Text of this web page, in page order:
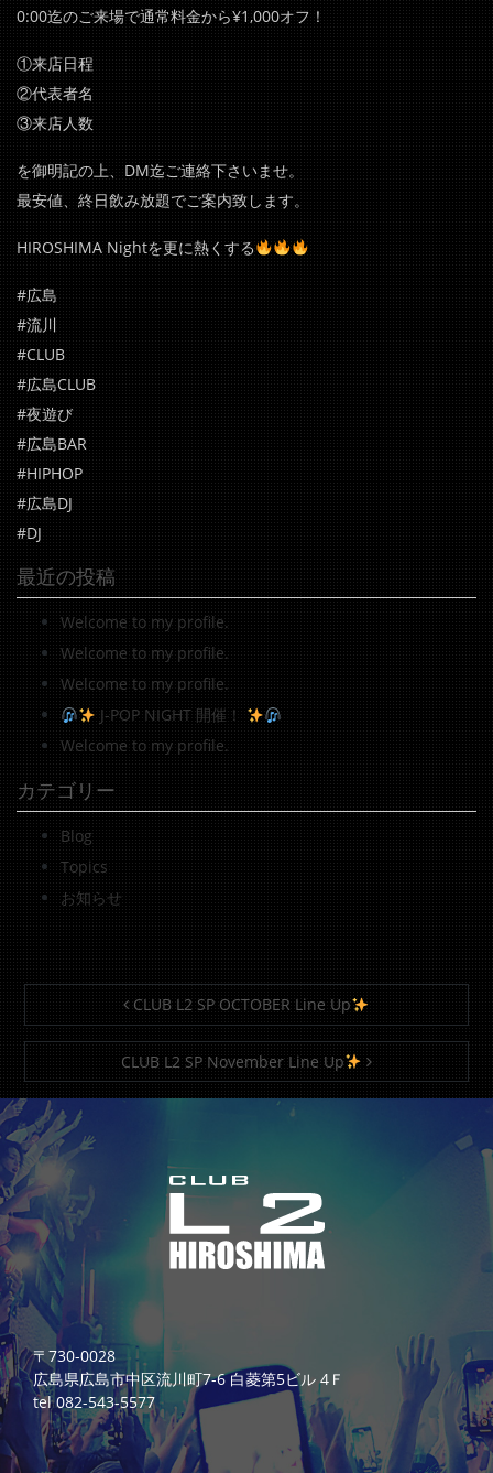
0:00迄のご来場で通常料金から¥1,000オフ！
①来店日程
②代表者名
③来店人数
を御明記の上、DM迄ご連絡下さいませ。
最安値、終日飲み放題でご案内致します。
HIROSHIMA Nightを更に熱くする
#広島
#流川
#CLUB
#広島CLUB
#夜遊び
#広島BAR
#HIPHOP
#広島DJ
#DJ
最近の投稿
Welcome to my profile.
Welcome to my profile.
Welcome to my profile.
J-POP NIGHT 開催！
Welcome to my profile.
カテゴリー
Blog
Topics
お知らせ
投稿ナビゲーション
CLUB L2 SP OCTOBER Line Up
CLUB L2 SP November Line Up
〒730-0028
広島県広島市中区流川町7-6 白菱第5ビル 4Ｆ
tel 082-543-5577